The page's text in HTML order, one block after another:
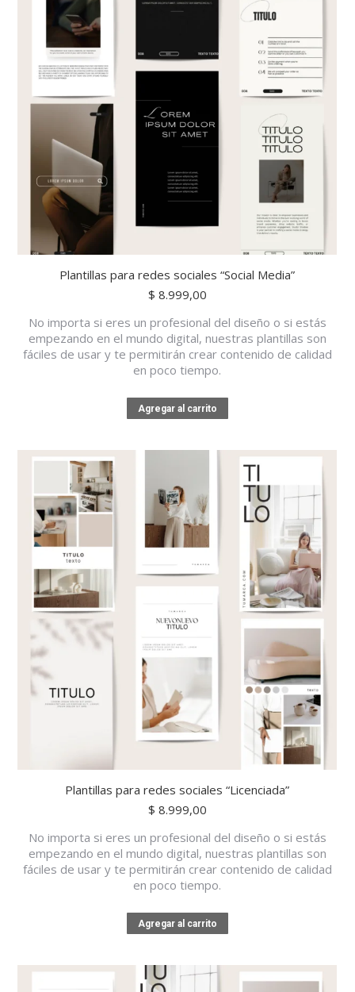
Plantillas para redes sociales “Social Media”
$ 8.999,00
No importa si eres un profesional del diseño o si estás
empezando en el mundo digital, nuestras plantillas son
fáciles de usar y te permitirán crear contenido de calidad
en poco tiempo.
Agregar al carrito
Plantillas para redes sociales “Licenciada”
$ 8.999,00
No importa si eres un profesional del diseño o si estás
empezando en el mundo digital, nuestras plantillas son
fáciles de usar y te permitirán crear contenido de calidad
en poco tiempo.
Agregar al carrito